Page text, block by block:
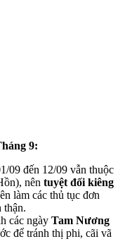
9:
09 đến 12/09 vẫn thuộc
nên tuyệt đối kiêng
làm các thủ tục đơn
thận.
các ngày Tam Nương
để tránh thị phi, cãi vã